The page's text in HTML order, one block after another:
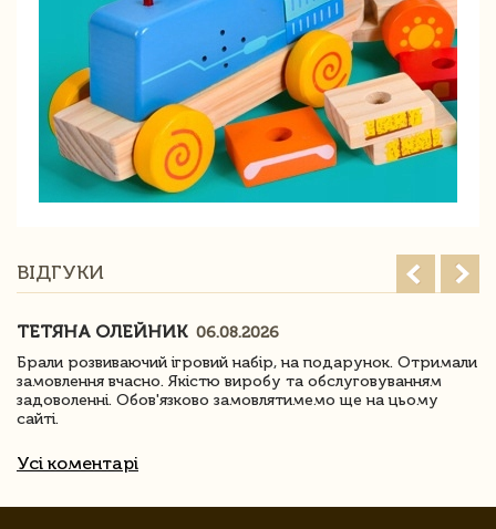
ВІДГУКИ
ТЕТЯНА ОЛЕЙНИК 06.08.2026
Брали розвиваючий ігровий набір, на подарунок. Отримали
замовлення вчасно. Якістю виробу та обслуговуванням
задоволенні. Обов'язково замовлятимемо ще на цьому
сайті.
Усі коментарі